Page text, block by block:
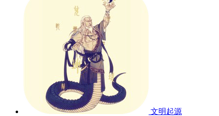
文明起源